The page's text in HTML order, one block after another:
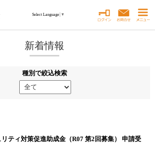
Select Language ▼
新着情報
種別で絞込検索
ティ対策促進助成金（R07 第2回募集） 申請受